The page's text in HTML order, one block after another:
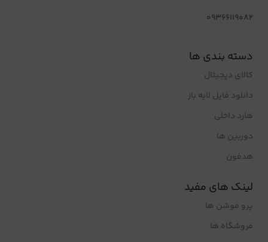
09366119082
دسته بندی ها
کالای دیجیتال
دانلود فایل لایه باز
هارد داخلی
دوربین ها
هدفون
لینک های مفید
پرو موشن ها
فروشگاه ها